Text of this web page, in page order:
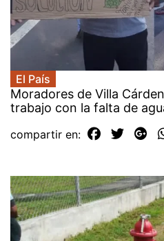
El País
Moradores de Villa
trabajo con la falta de
compartir en: